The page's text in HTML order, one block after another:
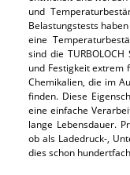
und
Belastungstests
eine
sind die
und Festigkeit extrem
Chemikalien, die im
finden. Diese
eine einfache
lange Lebensdauer.
ob als Ladedruck-,
dies schon